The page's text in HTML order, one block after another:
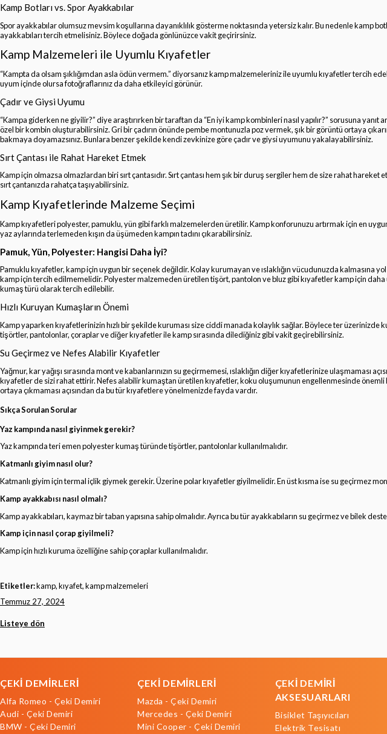
Kamp Botları vs. Spor Ayakkabılar
Spor ayakkabılar olumsuz mevsim koşullarına dayanıklılık gösterme noktasında yetersiz kalır. Bu nedenle kamp
ayakkabıları tercih etmelisiniz. Böylece doğada gönlünüzce vakit geçirirsiniz.
Kamp Malzemeleri ile Uyumlu Kıyafetler
“Kampta da olsam şıklığımdan asla ödün vermem.” diyorsanız kamp malzemeleriniz ile uyumlu kıyafetler tercih
uyum içinde olursa fotoğraflarınız da daha etkileyici görünür.
Çadır ve Giysi Uyumu
“Kampa giderken ne giyilir?” diye araştırırken bir taraftan da “En iyi kamp kombinleri nasıl yapılır?” sorusuna yanıt
özel bir kombin oluşturabilirsiniz. Gri bir çadırın önünde pembe montunuzla poz vermek, şık bir görüntü ortaya
bakmaya doyamazsınız. Bunlara benzer şekilde kendi zevkinize göre çadır ve giysi uyumunu yakalayabilirsiniz.
Sırt Çantası ile Rahat Hareket Etmek
Kamp için olmazsa olmazlardan biri sırt çantasıdır. Sırt çantası hem şık bir duruş sergiler hem de size rahat
sırt çantanızda rahatça taşıyabilirsiniz.
Kamp Kıyafetlerinde Malzeme Seçimi
Kamp kıyafetleri polyester, pamuklu, yün gibi farklı malzemelerden üretilir. Kamp konforunuzu artırmak için en
yaz aylarında terlemeden kışın da üşümeden kampın tadını çıkarabilirsiniz.
Pamuk, Yün, Polyester: Hangisi Daha İyi?
Pamuklu kıyafetler, kamp için uygun bir seçenek değildir. Kolay kurumayan ve ıslaklığın vücudunuzda kalmasına
kamp için tercih edilmemelidir. Polyester malzemeden üretilen tişört, pantolon ve bluz gibi kıyafetler kamp için
kumaş türü olarak tercih edilebilir.
Hızlı Kuruyan Kumaşların Önemi
Kamp yaparken kıyafetlerinizin hızlı bir şekilde kuruması size ciddi manada kolaylık sağlar. Böylece ter üzerinizde
tişörtler, pantolonlar, çoraplar ve diğer kıyafetler ile kamp sırasında dilediğiniz gibi vakit geçirebilirsiniz.
Su Geçirmez ve Nefes Alabilir Kıyafetler
Yağmur, kar yağışı sırasında mont ve kabanlarınızın su geçirmemesi, ıslaklığın diğer kıyafetlerinize ulaşmaması
kıyafetler de sizi rahat ettirir. Nefes alabilir kumaştan üretilen kıyafetler, koku oluşumunun engellenmesinde
ortaya çıkmaması açısından da bu tür kıyafetlere yönelmenizde fayda vardır.
Sıkça Sorulan Sorular
Yaz kampında nasıl giyinmek gerekir?
Yaz kampında teri emen polyester kumaş türünde tişörtler, pantolonlar kullanılmalıdır.
Katmanlı giyim nasıl olur?
Katmanlı giyim için termal içlik giymek gerekir. Üzerine polar kıyafetler giyilmelidir. En üst kısma ise su geçirmez
Kamp ayakkabısı nasıl olmalı?
Kamp ayakkabıları, kaymaz bir taban yapısına sahip olmalıdır. Ayrıca bu tür ayakkabıların su geçirmez ve bilek
Kamp için nasıl çorap giyilmeli?
Kamp için hızlı kuruma özelliğine sahip çoraplar kullanılmalıdır.
Etiketler:kamp, kıyafet, kamp malzemeleri
Temmuz 27, 2024
Listeye dön
ÇEKİ DEMİRLERİ
Alfa Romeo - Çeki Demiri
Audi - Çeki Demiri
BMW - Çeki Demiri
ÇEKİ DEMİRLERİ
Mazda - Çeki Demiri
Mercedes - Çeki Demiri
Mini Cooper - Çeki Demiri
ÇEKİ DEMİRİ
AKSESUARLARI
Bisiklet Taşıyıcıları
Elektrik Tesisatı